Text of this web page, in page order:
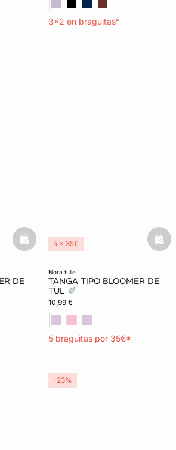
3x2 en braguitas*
DE
basketfull
nora tulle
TANGA TIPO BLOOMER DE
TUL
10,99 €
5 braguitas por 35€*
5 x 35€
-23%